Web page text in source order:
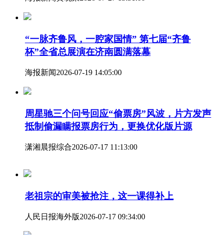
“一脉齐鲁风，一腔家国情” 第七届“齐鲁
杯”全省总展演在济南圆满落幕
海报新闻2026-07-19 14:05:00
周星驰三个问号回应“偷票房”风波，片方发声
抵制偷漏瞒报票房行为，更换优化版片源
潇湘晨报综合2026-07-17 11:13:00
老祖宗的审美被抢注，这一课得补上
人民日报海外版2026-07-17 09:34:00